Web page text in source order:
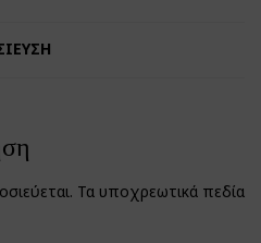
Τα υποχρεωτικά πεδία